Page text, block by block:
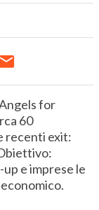
for
60
recenti exit:
e imprese le